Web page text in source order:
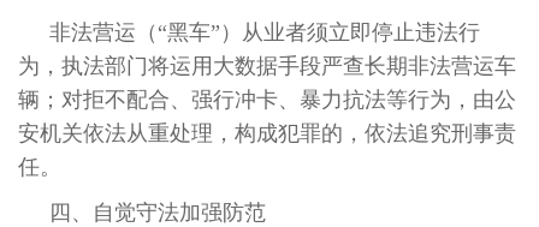
非法营运（“黑车”）从业者须立即停止违法行
为，执法部门将运用大数据手段严查长期非法营运车
辆；对拒不配合、强行冲卡、暴力抗法等行为，由公
安机关依法从重处理，构成犯罪的，依法追究刑事责
任。
四、自觉守法加强防范